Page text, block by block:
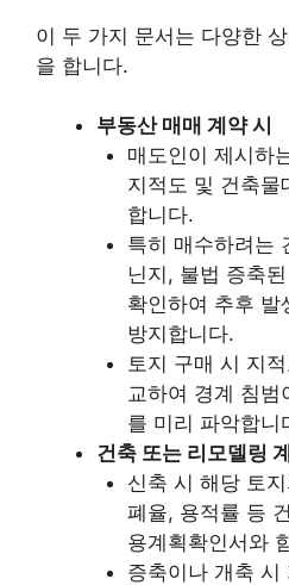
이 두 가지 문서는 다양한
을 합니다.
부동산 매매 계약 시
매도인이 제시하
지적도 및 건축물
합니다.
특히 매수하려는
닌지, 불법 증축
확인하여 추후 발
방지합니다.
토지 구매 시 지
교하여 경계 침범
를 미리 파악합니
건축 또는 리모델링
신축 시 해당 토
폐율, 용적률 등
용계획확인서와
증축이나 개축 시